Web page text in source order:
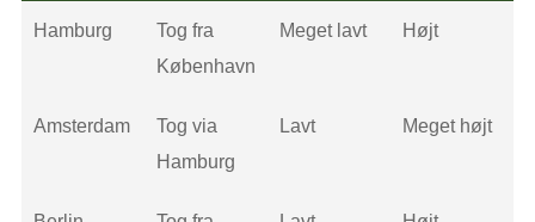
Hamburg
Tog fra
København
Meget lavt Højt
Amsterdam
Tog via
Hamburg
Lavt Meget højt